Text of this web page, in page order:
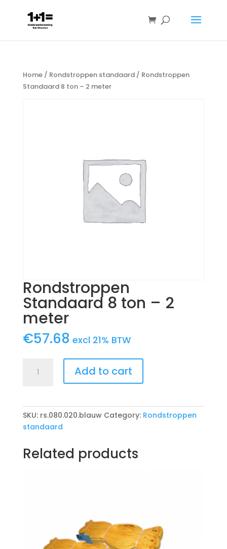
Home/ Rondstroppen standaard/ Rondstroppen
Standaard 8 ton – 2 meter
Rondstroppen
Standaard 8 ton – 2
meter
€57.68 excl 21% BTW
Standaard
-
Add to cart
SKU: rs.080.020.blauw Category: Rondstroppen
standaard
Related products